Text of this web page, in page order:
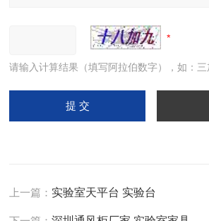
请输入计算结果（填写阿拉伯数字），如：三
上一篇： 实验室天平台 实验台